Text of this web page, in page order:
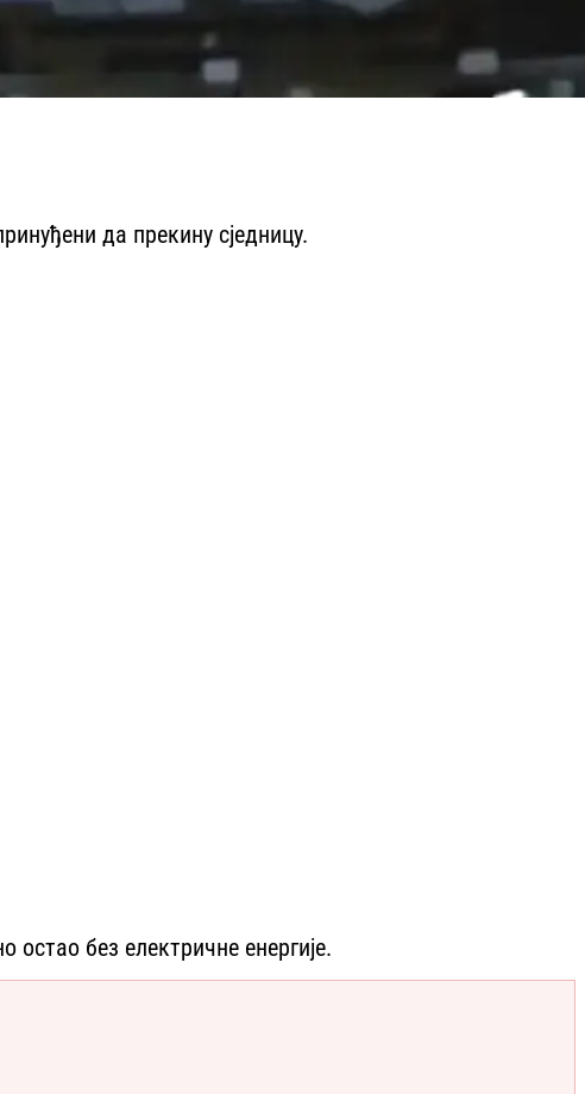
да прекину сједницу.
без електричне енергије.